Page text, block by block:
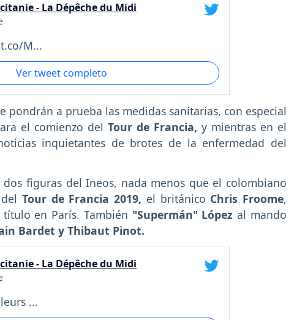
- La Dépêche du Midi
M...
Ver tweet completo
pondrán a prueba las medidas sanitarias, con especial
el comienzo del Tour de Francia, y mientras en el
inquietantes de brotes de la enfermedad del
dos figuras del Ineos, nada menos que el colombiano
Tour de Francia 2019, el británico Chris Froome,
en París. También "Supermán" Lópezal mando
Bardet y Thibaut Pinot.
- La Dépêche du Midi
...